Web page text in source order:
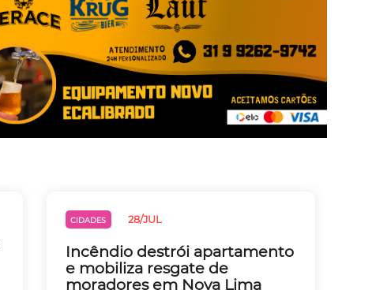
CIDADES 28/JUL
Incêndio destrói apartamento
e mobiliza resgate de
moradores em Nova Lima